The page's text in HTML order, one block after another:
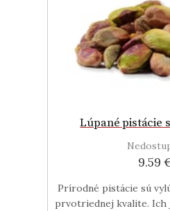
Lúpané pistácie
9.59
Prírodné pistácie sú
prvotriednej kvalite. Ich